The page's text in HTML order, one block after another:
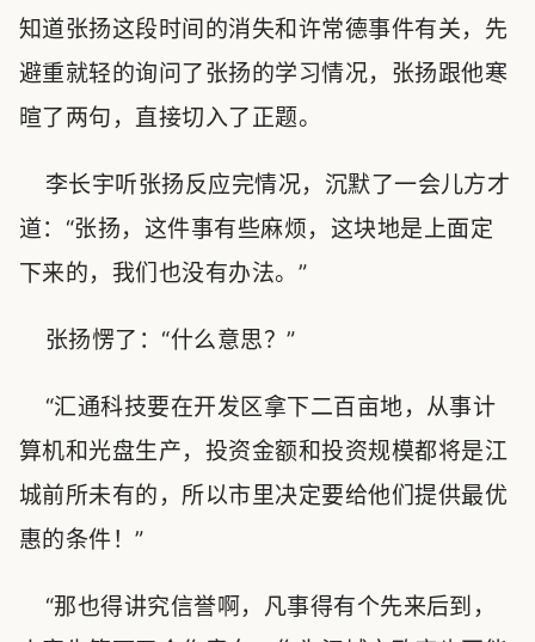
知道张扬这段时间的消失和许常德事件有关，先
避重就轻的询问了张扬的学习情况，张扬跟他寒
暄了两句，直接切入了正题。
李长宇听张扬反应完情况，沉默了一会儿方才
道：“张扬，这件事有些麻烦，这块地是上面定
下来的，我们也没有办法。”
张扬愣了：“什么意思？”
“汇通科技要在开发区拿下二百亩地，从事计
算机和光盘生产，投资金额和投资规模都将是江
城前所未有的，所以市里决定要给他们提供最优
惠的条件！”
“那也得讲究信誉啊，凡事得有个先来后到，